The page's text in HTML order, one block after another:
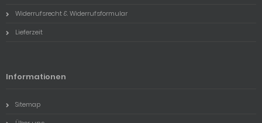
Widerrufsrecht & Widerrufsformular
Lieferzeit
Informationen
Sitemap